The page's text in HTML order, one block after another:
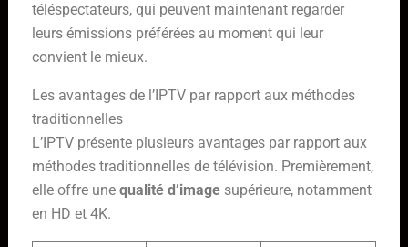
téléspectateurs, qui peuvent maintenant regarder
leurs émissions préférées au moment qui leur
convient le mieux.
Les avantages de l’IPTV par rapport aux méthodes
traditionnelles
L’IPTV présente plusieurs avantages par rapport aux
méthodes traditionnelles de télévision. Premièrement,
elle offre une qualité d’imagesupérieure, notamment
en HD et 4K.